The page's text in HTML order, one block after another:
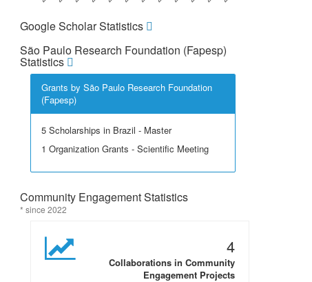
Google Scholar Statistics
São Paulo Research Foundation (Fapesp)
Statistics
Grants by São Paulo Research Foundation
(Fapesp)
5 Scholarships in Brazil - Master
1 Organization Grants - Scientific Meeting
Community Engagement Statistics
* since 2022
4
Collaborations in Community
Engagement Projects